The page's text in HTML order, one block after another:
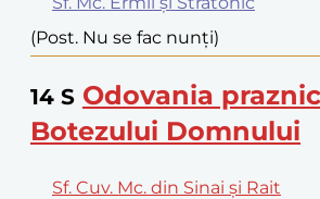
(Post. Nu se fac nunți)
14 S Odovania
Botezului Domnului
Sf. Cuv. Mc. din Sinai și Rait